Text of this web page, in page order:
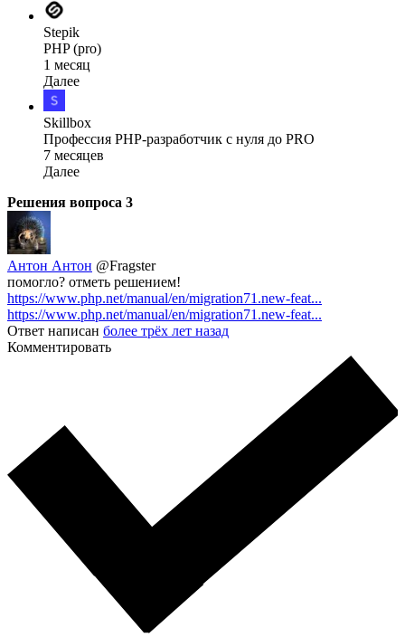
Stepik
PHP (pro)
1 месяц
Далее
Skillbox
Профессия PHP-разработчик с нуля до PRO
7 месяцев
Далее
Решения вопроса 3
Антон Антон @Fragster
помогло? отметь решением!
https://www.php.net/manual/en/migration71.new-feat...
https://www.php.net/manual/en/migration71.new-feat...
Ответ написан более трёх лет назад
Комментировать